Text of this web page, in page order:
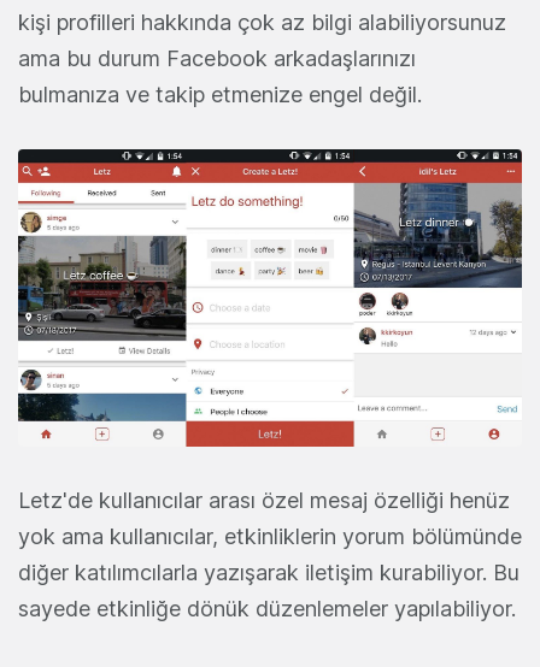
kişi profilleri hakkında çok az bilgi alabiliyorsunuz
ama bu durum Facebook arkadaşlarınızı
bulmanıza ve takip etmenize engel değil.
Letz'de kullanıcılar arası özel mesaj özelliği henüz
yok ama kullanıcılar, etkinliklerin yorum bölümünde
diğer katılımcılarla yazışarak iletişim kurabiliyor. Bu
sayede etkinliğe dönük düzenlemeler yapılabiliyor.